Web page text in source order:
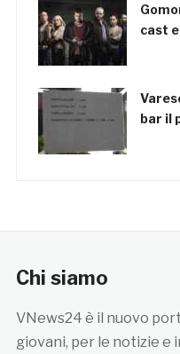
cast
bar il
Chi siamo
VNews24 è il nuovo
giovani, per le notizie e